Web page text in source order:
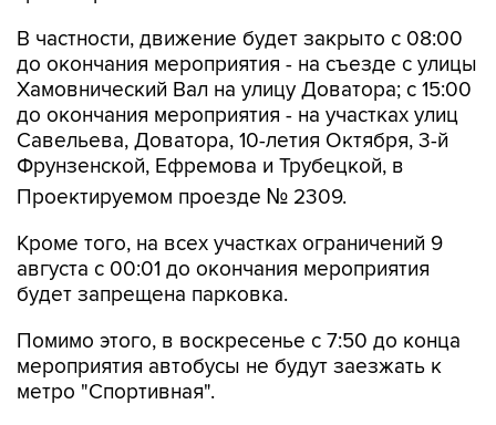
В частности, движение будет закрыто с 08:00
до окончания мероприятия - на съезде с улицы
Хамовнический Вал на улицу Доватора; с 15:00
до окончания мероприятия - на участках улиц
Савельева, Доватора, 10-летия Октября, 3-й
Фрунзенской, Ефремова и Трубецкой, в
Проектируемом проезде № 2309.
Кроме того, на всех участках ограничений 9
августа с 00:01 до окончания мероприятия
будет запрещена парковка.
Помимо этого, в воскресенье с 7:50 до конца
мероприятия автобусы не будут заезжать к
метро "Спортивная".